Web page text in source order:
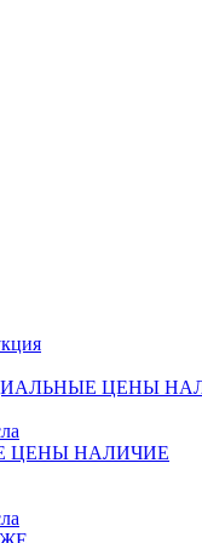
ЦЕНЫ
ЦЕНЫ НАЛИЧИЕ